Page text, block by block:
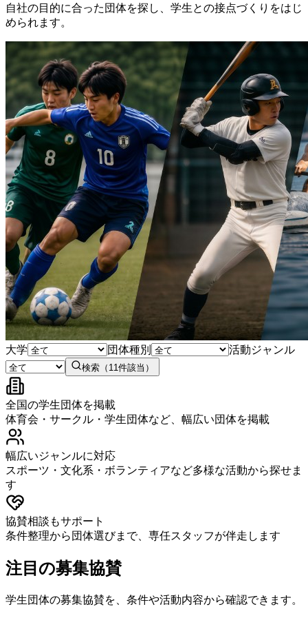
自社の目的に合った団体を探し、学生との接点づくりをはじ
められます。
大学 団体種別 活動ジャンル
検索（11件該当）
全国の学生団体を掲載
体育会・サークル・学生団体など、幅広い団体を掲載
幅広いジャンルに対応
スポーツ・文化系・ボランティアなど多様な活動から探せま
す
協賛相談もサポート
条件整理から団体選びまで、専任スタッフが伴走します
注目の募集協賛
学生団体の募集協賛を、条件や活動内容から確認できます。